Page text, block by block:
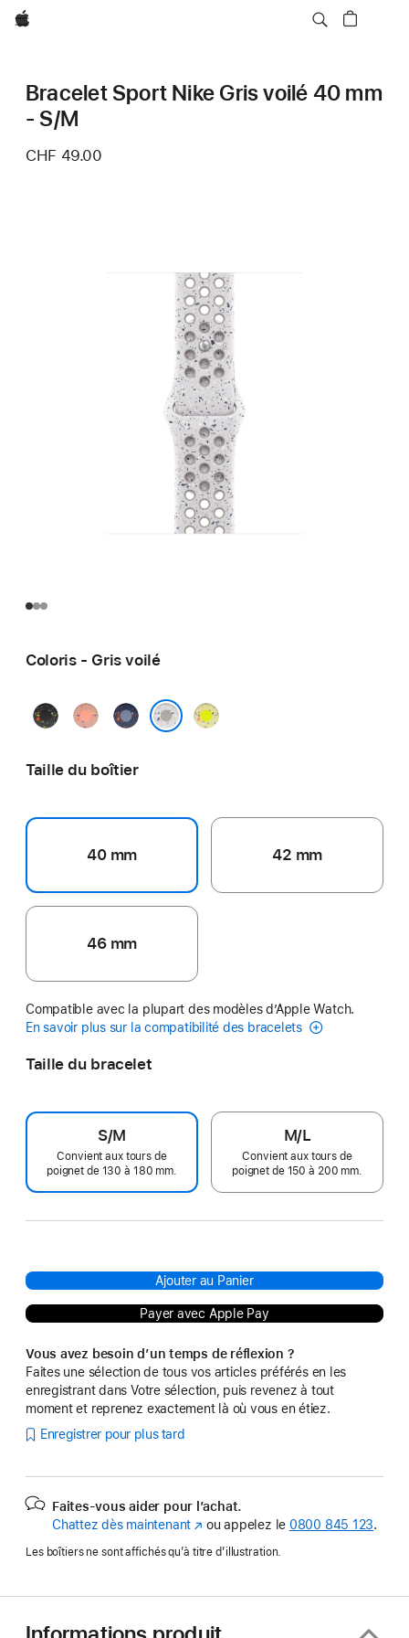
Apple
Bracelet Sport Nike Gris voilé 40 mm
- S/M
CHF 49.00
Coloris - Gris voilé
Noir
Rose
Blue
Ribbon
Volt
Taille du boîtier
40 mm 42 mm
46 mm
Compatible avec la plupart des modèles d’Apple Watch.
En savoir plus sur la compatibilité des bracelets
Taille du bracelet
S/M
Convient aux tours de
poignet de 130 à 180 mm.
M/L
Convient aux tours de
poignet de 150 à 200 mm.
Ajouter au Panier
Payer avec Apple Pay
Vous avez besoin d’un temps de réflexion ?
Faites une sélection de tous vos articles préférés en les
enregistrant dans Votre sélection, puis revenez à tout
moment et reprenez exactement là où vous en étiez.
Enregistrer pour plus tard
Faites-vous aider pour l’achat.
Chattez dès maintenant (s’ouvre
une
fenêtre)
ou appelez le 0800 845 123.
Les boîtiers ne sont affichés qu’à titre d’illustration.